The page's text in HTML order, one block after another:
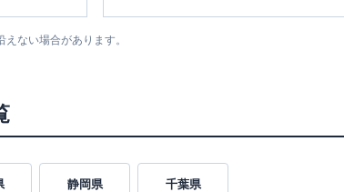
ない場合があります。
静岡県 千葉県